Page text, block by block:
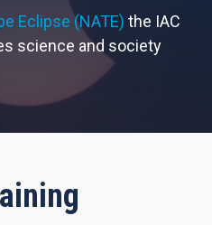
Eclipse (NATE) the IAC
science and society